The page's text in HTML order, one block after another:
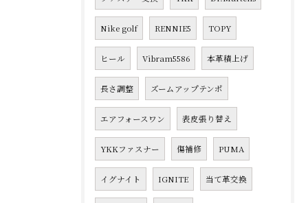
Nike golf RENNIE5 TOPY
ヒール Vibram5586 本革積上げ
長さ調整 ズームアップテンポ
エアフォースワン 表皮張り替え
YKKファスナー 傷補修 PUMA
イグナイト IGNITE 当て革交換